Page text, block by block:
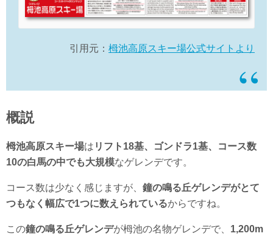
引用元： 栂池高原スキー場公式サイトより
概説
栂池高原スキー場は リフト18基、ゴンドラ1基、コース数
10の白馬の中でも大規模なゲレンデです。
コース数は少なく感じますが、 鐘の鳴る丘ゲレンデがとて
つもなく幅広で1つに数えられているからですね。
この鐘の鳴る丘ゲレンデが栂池の名物ゲレンデで、 1,200m